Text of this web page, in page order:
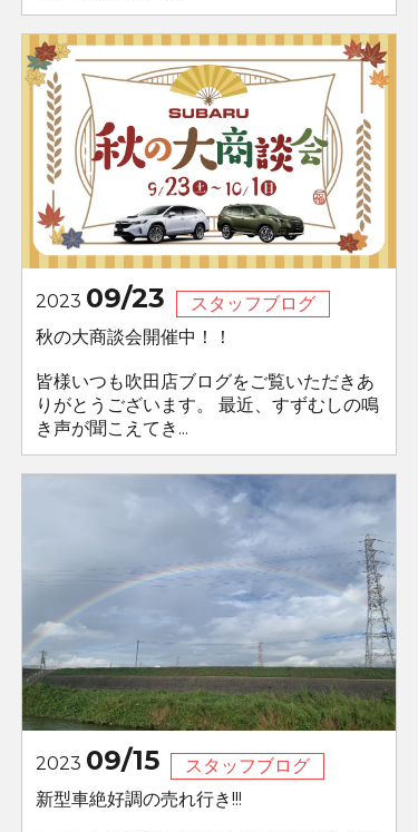
2023 09/23
スタッフブログ
秋の大商談会開催中！！
皆様いつも吹田店ブログをご覧いただきあ
りがとうございます。 最近、すずむしの鳴
き声が聞こえてき...
2023 09/15
スタッフブログ
新型車絶好調の売れ行き!!!